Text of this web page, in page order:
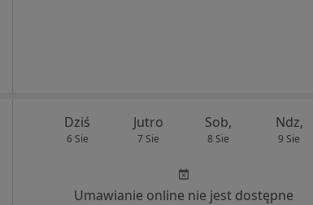
Dziś
6 Sie
Jutro
7 Sie
Sob,
8 Sie
Ndz,
9 Sie
Umawianie online nie jest dostępne